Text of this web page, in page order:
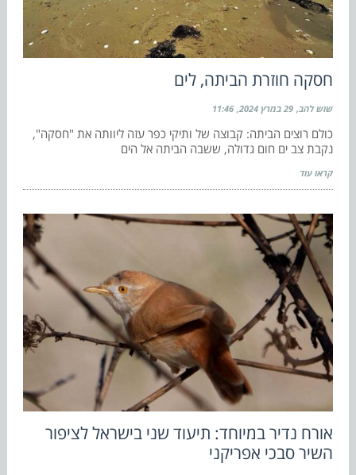
חסקה חוזרת הביתה, לים
שוש להב 29 במרץ 2024 11:46
כולם רוצים הביתה: קבוצה של ותיקי כפר עזה ליוותה את "חסקה",
נקבת צב ים חום גדולה, ששבה הביתה אל הים
קראו עוד
אורח נדיר במיוחד: תיעוד שני בישראל לציפור
השיר סבכי אפריקני